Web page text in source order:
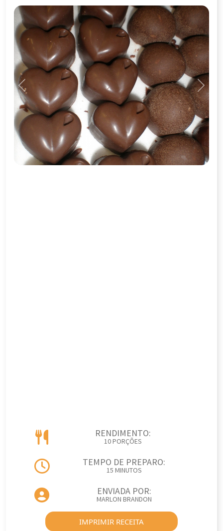
Previous Next
RENDIMENTO:
10 PORÇÕES
TEMPO DE PREPARO:
15 MINUTOS
ENVIADA POR:
MARLON BRANDON
IMPRIMIR RECEITA